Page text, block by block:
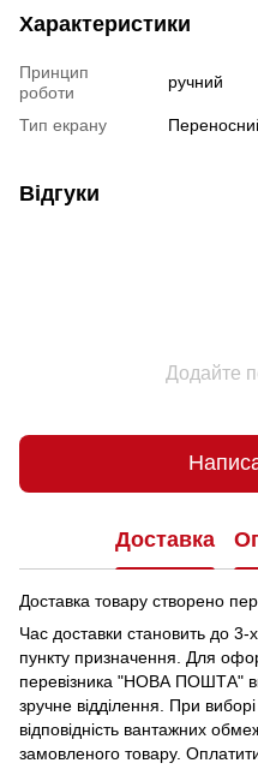
Характеристики
Принцип
роботи
ручний
Тип екрану
Відгуки
Додайте
Доставка
Доставка товару створено
Час доставки становить до 3-
пункту призначення. Для
перевізника "НОВА ПОШТА"
зручне відділення.
При виборі
відповідність вантажних
замовленого товару.